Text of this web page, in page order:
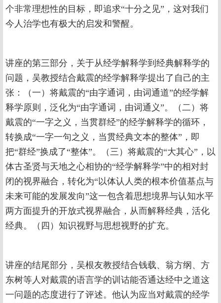
个非常理想性的目标，即追求“十分之见”，这对我们
今人治学也有极大的启发和警醒。
讲座的第三部分，关于从经学解释学到经典解释学的
问题，吴教授结合戴震的经学解释学提出了自己的主
张：（一）将戴震的“由字通词，由词通道”的经学解
释学原则，泛化为“由字通词，由词通义”。（二）将
戴震的“一字之义，当贯群经”的经学解释学的循环，
转换成“一字一句之义，当贯经典文本的整体”，即
把“群经”换成了“整体”。（三）将戴震的“大其心”，以
体古圣贤与天地之心相协的“经学解释学”中的相对封
闭的视界融合，转化为“以体认人类的根本价值基点与
未来可能的发展发向”这一包含着思想境界与认知水平
两方面提升的开放式视界融合，从而解释经典，活化
经典。（四）知识视野与思想视野的扩充。
讲座的结尾部分，吴根友教授结合钱载、翁方纲、方
东树等人对戴震的语言学的训诂能否通达经中之道这
一问题的态度进行了评述。他认为应当对戴震的经学